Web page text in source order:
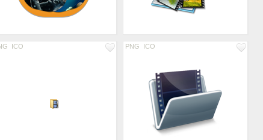
ICO PNG ICO